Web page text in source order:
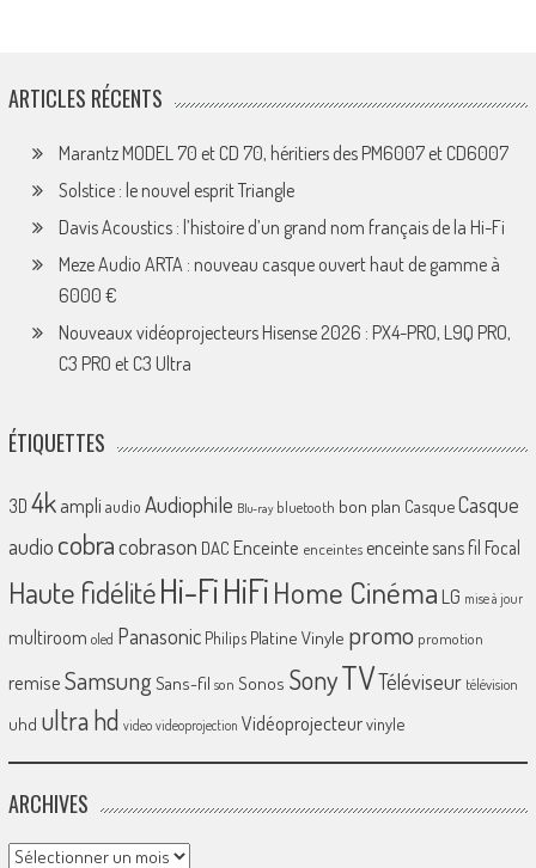
ARTICLES RÉCENTS
Marantz MODEL 70 et CD 70, héritiers des PM6007 et CD6007
Solstice : le nouvel esprit Triangle
Davis Acoustics : l’histoire d’un grand nom français de la Hi-Fi
Meze Audio ARTA : nouveau casque ouvert haut de gamme à
6000 €
Nouveaux vidéoprojecteurs Hisense 2026 : PX4-PRO, L9Q PRO,
C3 PRO et C3 Ultra
ÉTIQUETTES
3D 4k ampliaudio Audiophile Blu-ray bluetooth bon plan CasqueCasque
audio cobracobrason DAC Enceinte enceintes enceinte sans fil Focal
Haute fidélitéHi-FiHiFiHome Cinéma LG mise à jour
multiroom oled Panasonic Philips Platine Vinyle promo promotion
remiseSamsungSans-fil son Sonos SonyTVTéléviseur télévision
uhd ultra hd video videoprojection Vidéoprojecteurvinyle
ARCHIVES
Archives